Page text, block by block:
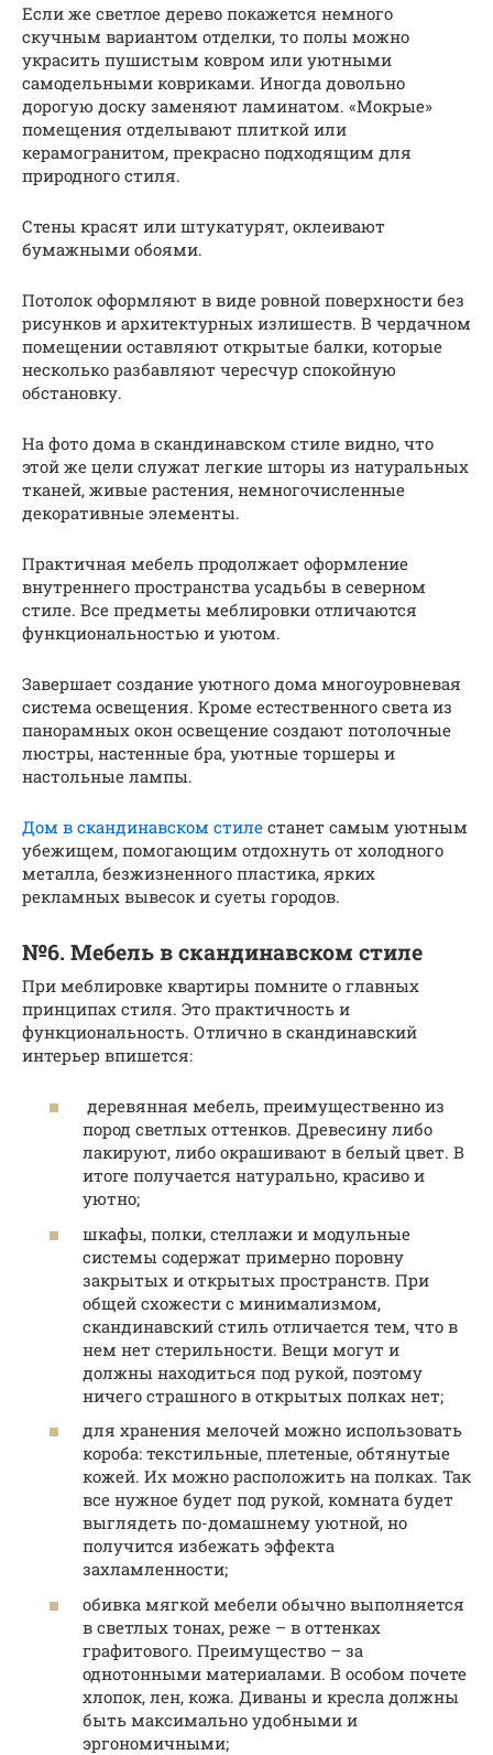
Если же светлое дерево покажется немного
скучным вариантом отделки, то полы можно
украсить пушистым ковром или уютными
самодельными ковриками. Иногда довольно
дорогую доску заменяют ламинатом. «Мокрые»
помещения отделывают плиткой или
керамогранитом, прекрасно подходящим для
природного стиля.
Стены красят или штукатурят, оклеивают
бумажными обоями.
Потолок оформляют в виде ровной поверхности без
рисунков и архитектурных излишеств. В чердачном
помещении оставляют открытые балки, которые
несколько разбавляют чересчур спокойную
обстановку.
На фото дома в скандинавском стиле видно, что
этой же цели служат легкие шторы из натуральных
тканей, живые растения, немногочисленные
декоративные элементы.
Практичная мебель продолжает оформление
внутреннего пространства усадьбы в северном
стиле. Все предметы меблировки отличаются
функциональностью и уютом.
Завершает создание уютного дома многоуровневая
система освещения. Кроме естественного света из
панорамных окон освещение создают потолочные
люстры, настенные бра, уютные торшеры и
настольные лампы.
Дом в скандинавском стиле станет самым уютным
убежищем, помогающим отдохнуть от холодного
металла, безжизненного пластика, ярких
рекламных вывесок и суеты городов.
№6. Мебель в скандинавском стиле
При меблировке квартиры помните о главных
принципах стиля. Это практичность и
функциональность. Отлично в скандинавский
интерьер впишется:
деревянная мебель, преимущественно из
пород светлых оттенков. Древесину либо
лакируют, либо окрашивают в белый цвет. В
итоге получается натурально, красиво и
уютно;
шкафы, полки, стеллажи и модульные
системы содержат примерно поровну
закрытых и открытых пространств. При
общей схожести с минимализмом,
скандинавский стиль отличается тем, что в
нем нет стерильности. Вещи могут и
должны находиться под рукой, поэтому
ничего страшного в открытых полках нет;
для хранения мелочей можно использовать
короба: текстильные, плетеные, обтянутые
кожей. Их можно расположить на полках. Так
все нужное будет под рукой, комната будет
выглядеть по-домашнему уютной, но
получится избежать эффекта
захламленности;
обивка мягкой мебели обычно выполняется
в светлых тонах, реже – в оттенках
графитового. Преимущество – за
однотонными материалами. В особом почете
хлопок, лен, кожа. Диваны и кресла должны
быть максимально удобными и
эргономичными;